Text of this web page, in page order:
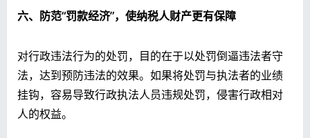
六、防范“罚款经济”，使纳税人财产更有保障
对行政违法行为的处罚，目的在于以处罚倒逼违法者守
法，达到预防违法的效果。如果将处罚与执法者的业绩
挂钩，容易导致行政执法人员违规处罚，侵害行政相对
人的权益。